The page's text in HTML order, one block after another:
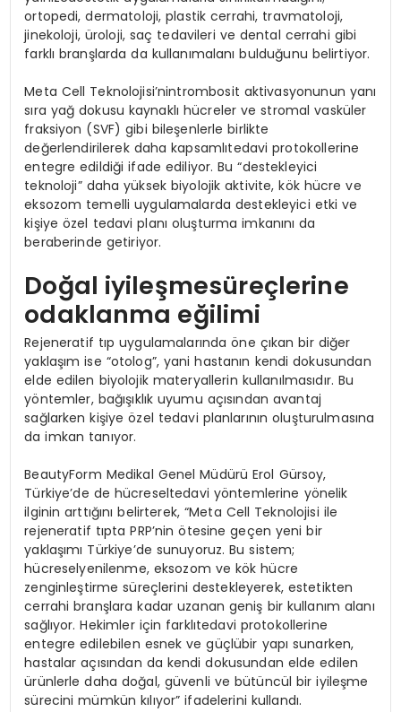
ortopedi, dermatoloji, plastik cerrahi, travmatoloji,
jinekoloji, üroloji, saç tedavileri ve dental cerrahi gibi
farklı branşlarda da kullanımalanı bulduğunu belirtiyor.
Meta Cell Teknolojisi’nintrombosit aktivasyonunun yanı
sıra yağ dokusu kaynaklı hücreler ve stromal vasküler
fraksiyon (SVF) gibi bileşenlerle birlikte
değerlendirilerek daha kapsamlıtedavi protokollerine
entegre edildiği ifade ediliyor. Bu “destekleyici
teknoloji” daha yüksek biyolojik aktivite, kök hücre ve
eksozom temelli uygulamalarda destekleyici etki ve
kişiye özel tedavi planı oluşturma imkanını da
beraberinde getiriyor.
Doğal iyileşmesüreçlerine
odaklanma eğilimi
Rejeneratif tıp uygulamalarında öne çıkan bir diğer
yaklaşım ise “otolog”, yani hastanın kendi dokusundan
elde edilen biyolojik materyallerin kullanılmasıdır. Bu
yöntemler, bağışıklık uyumu açısından avantaj
sağlarken kişiye özel tedavi planlarının oluşturulmasına
da imkan tanıyor.
BeautyForm Medikal Genel Müdürü Erol Gürsoy,
Türkiye’de de hücreseltedavi yöntemlerine yönelik
ilginin arttığını belirterek, “Meta Cell Teknolojisi ile
rejeneratif tıpta PRP’nin ötesine geçen yeni bir
yaklaşımı Türkiye’de sunuyoruz. Bu sistem;
hücreselyenilenme, eksozom ve kök hücre
zenginleştirme süreçlerini destekleyerek, estetikten
cerrahi branşlara kadar uzanan geniş bir kullanım alanı
sağlıyor. Hekimler için farklıtedavi protokollerine
entegre edilebilen esnek ve güçlübir yapı sunarken,
hastalar açısından da kendi dokusundan elde edilen
ürünlerle daha doğal, güvenli ve bütüncül bir iyileşme
sürecini mümkün kılıyor” ifadelerini kullandı.